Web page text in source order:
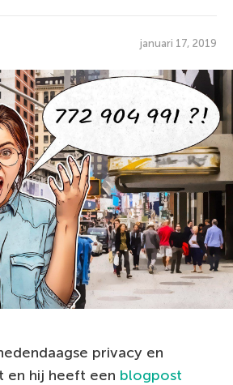
januari 17, 2019
privacy en
en hij heeft een blogpost